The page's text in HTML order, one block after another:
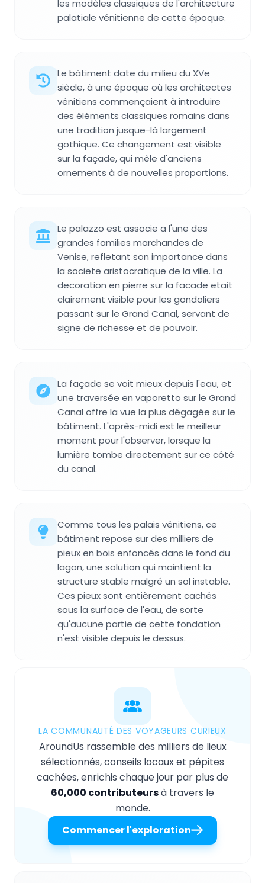
les modèles classiques de l'architecture
palatiale vénitienne de cette époque.
Le bâtiment date du milieu du XVe
siècle, à une époque où les architectes
vénitiens commençaient à introduire
des éléments classiques romains dans
une tradition jusque-là largement
gothique. Ce changement est visible
sur la façade, qui mêle d'anciens
ornements à de nouvelles proportions.
Le palazzo est associe a l'une des
grandes families marchandes de
Venise, refletant son importance dans
la societe aristocratique de la ville. La
decoration en pierre sur la facade etait
clairement visible pour les gondoliers
passant sur le Grand Canal, servant de
signe de richesse et de pouvoir.
La façade se voit mieux depuis l'eau, et
une traversée en vaporetto sur le Grand
Canal offre la vue la plus dégagée sur le
bâtiment. L'après-midi est le meilleur
moment pour l'observer, lorsque la
lumière tombe directement sur ce côté
du canal.
Comme tous les palais vénitiens, ce
bâtiment repose sur des milliers de
pieux en bois enfoncés dans le fond du
lagon, une solution qui maintient la
structure stable malgré un sol instable.
Ces pieux sont entièrement cachés
sous la surface de l'eau, de sorte
qu'aucune partie de cette fondation
n'est visible depuis le dessus.
LA COMMUNAUTÉ DES VOYAGEURS CURIEUX
AroundUs rassemble des milliers de lieux
sélectionnés, conseils locaux et pépites
cachées, enrichis chaque jour par plus de
60,000 contributeursà travers le
monde.
Commencer l'exploration